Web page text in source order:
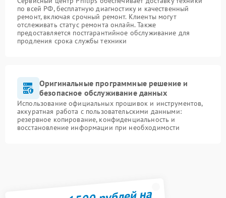
по всей РФ, бесплатную диагностику и качественный
ремонт, включая срочный ремонт. Клиенты могут
отслеживать статус ремонта онлайн. Также
предоставляется постгарантийное обслуживание для
продления срока службы техники
Оригинальные программные решение и
безопасное обслуживание данных
Использование официальных прошивок и инструментов,
аккуратная работа с пользовательскими данными:
резервное копирование, конфиденциальность и
восстановление информации при необходимости